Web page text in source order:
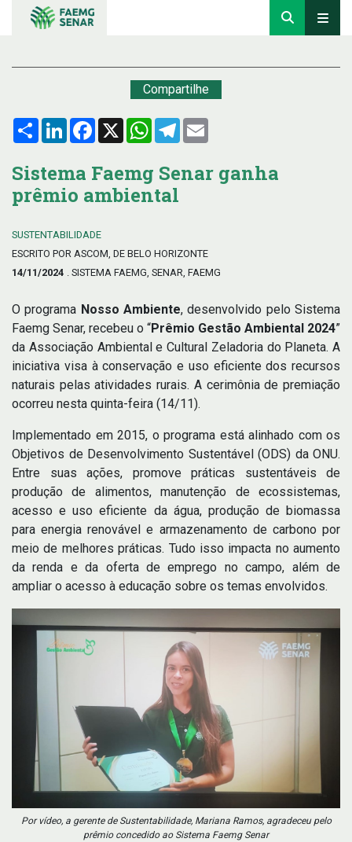
Compartilhe
Compartilhar
LinkedInFacebook
X WhatsApp
Telegram
Sistema Faemg Senar ganha
prêmio ambiental
SUSTENTABILIDADE
ESCRITO POR ASCOM, DE BELO HORIZONTE
14/11/2024 . SISTEMA FAEMG, SENAR, FAEMG
O programa Nosso Ambiente, desenvolvido pelo Sistema
Faemg Senar, recebeu o “Prêmio Gestão Ambiental 2024”
da Associação Ambiental e Cultural Zeladoria do Planeta. A
iniciativa visa à conservação e uso eficiente dos recursos
naturais pelas atividades rurais. A cerimônia de premiação
ocorreu nesta quinta-feira (14/11).
Implementado em 2015, o programa está alinhado com os
Objetivos de Desenvolvimento Sustentável (ODS) da ONU.
Entre suas ações, promove práticas sustentáveis de
produção de alimentos, manutenção de ecossistemas,
acesso e uso eficiente da água, produção de biomassa
para energia renovável e armazenamento de carbono por
meio de melhores práticas. Tudo isso impacta no aumento
da renda e da oferta de emprego no campo, além de
ampliar o acesso à educação sobre os temas envolvidos.
Por vídeo, a gerente de Sustentabilidade, Mariana Ramos, agradeceu pelo
prêmio concedido ao Sistema Faemg Senar